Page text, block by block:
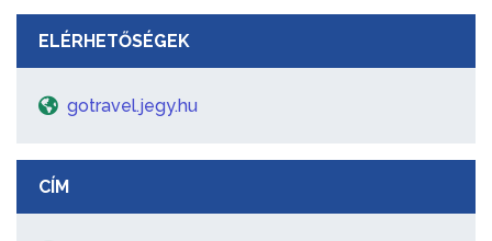
ELÉRHETŐSÉGEK
gotravel.jegy.hu
CÍM